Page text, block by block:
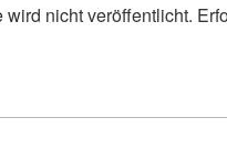
nicht veröffentlicht.